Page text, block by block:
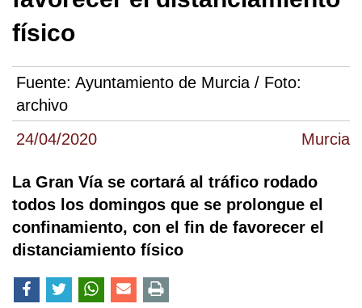
24/04/2020 Murcia
físico
Fuente: Ayuntamiento de Murcia / Foto:
archivo
La Gran Vía se cortará al tráfico rodado
todos los domingos que se prolongue el
confinamiento, con el fin de favorecer el
distanciamiento físico